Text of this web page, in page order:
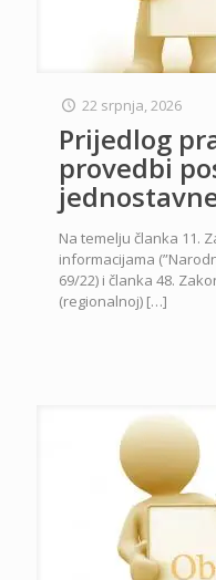
22 srpnja, 2026
Prijedlog
provedbi
Na temelju članka 11.
informacijama
69/22) i članka 48.
(regionalnoj) […]